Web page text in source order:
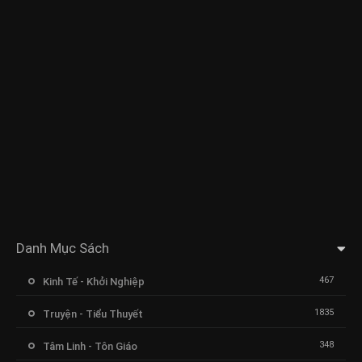
Danh Mục Sách
Kinh Tế - Khởi Nghiệp 467
Truyện - Tiểu Thuyết 1835
Tâm Linh - Tôn Giáo 348